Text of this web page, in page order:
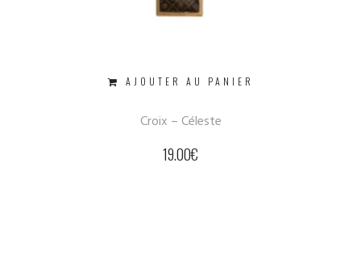
AJOUTER AU PANIER
Croix – Céleste
19.00€